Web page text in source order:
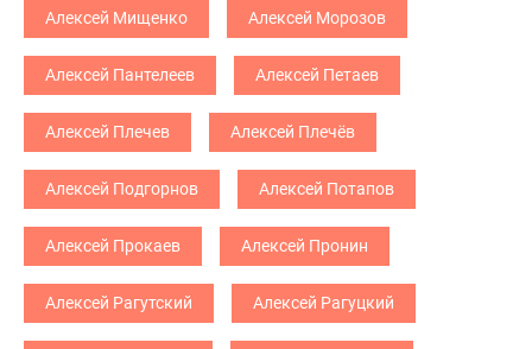
Алексей Мищенко Алексей Морозов
Алексей Пантелеев Алексей Петаев
Алексей Плечев Алексей Плечёв
Алексей Подгорнов Алексей Потапов
Алексей Прокаев Алексей Пронин
Алексей Рагутский Алексей Рагуцкий